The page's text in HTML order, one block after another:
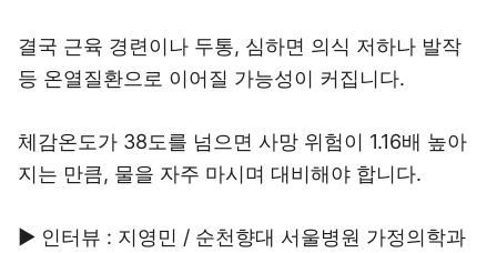
결국 근육 경련이나 두통, 심하면 의식 저하나 발작
등 온열질환으로 이어질 가능성이 커집니다.
체감온도가 38도를 넘으면 사망 위험이 1.16배 높아
지는 만큼, 물을 자주 마시며 대비해야 합니다.
▶ 인터뷰 : 지영민 / 순천향대 서울병원 가정의학과